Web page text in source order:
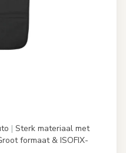
| Sterk materiaal met
formaat & ISOFIX-